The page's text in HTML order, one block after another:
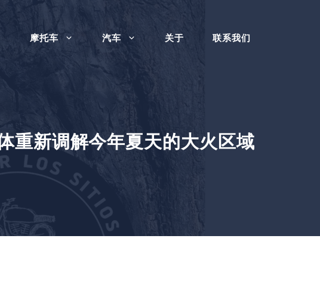
摩托车 汽车 关于 联系我们
重新调解今年夏天的大火区域